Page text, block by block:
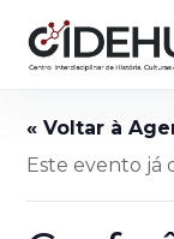
content
Este evento já